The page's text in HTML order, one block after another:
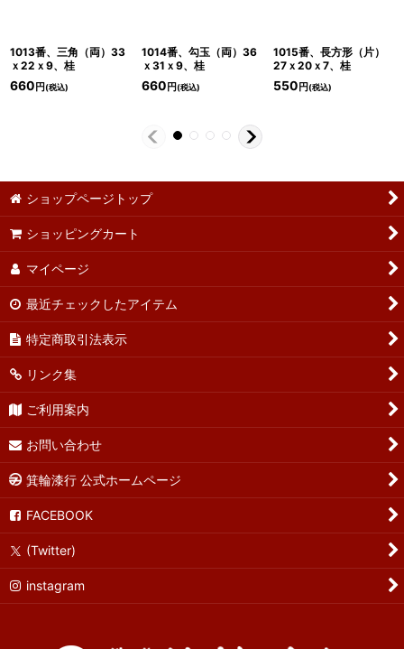
1013番、三角（両）33
ｘ22ｘ9、桂
660 円(税込)
1014番、勾玉（両）36
ｘ31ｘ9、桂
660 円(税込)
1015番、長方形（片）
27ｘ20ｘ7、桂
550 円(税込)
ショップページトップ
ショッピングカート
マイページ
最近チェックしたアイテム
特定商取引法表示
リンク集
ご利用案内
お問い合わせ
箕輪漆行 公式ホームページ
FACEBOOK
(Twitter)
instagram